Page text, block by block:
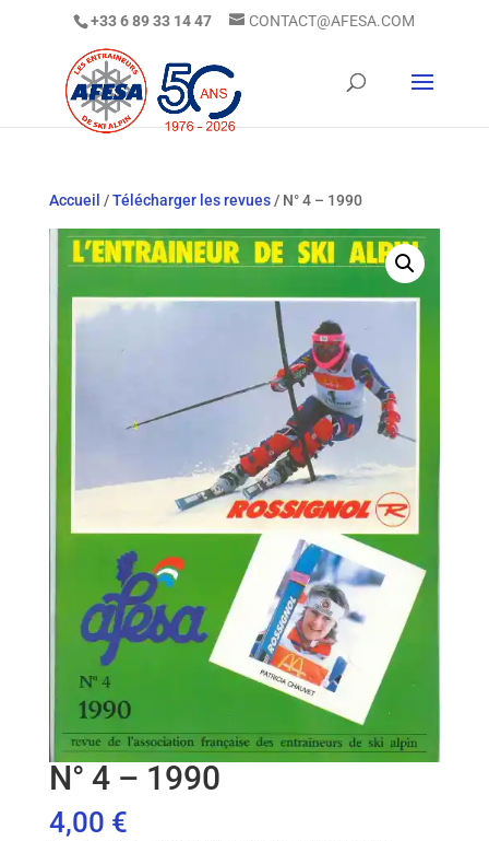
+33 6 89 33 14 47 CONTACT@AFESA.COM
Accueil /Télécharger les revues/ N° 4 – 1990
N° 4 – 1990
4,00 €